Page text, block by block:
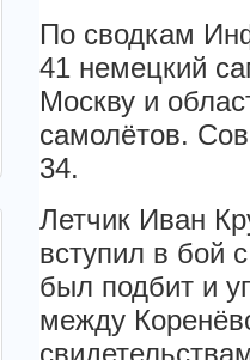
По сводкам
41 немецкий
Москву и
самолётов.
34.
Летчик Иван
вступил в бой
был подбит и
между